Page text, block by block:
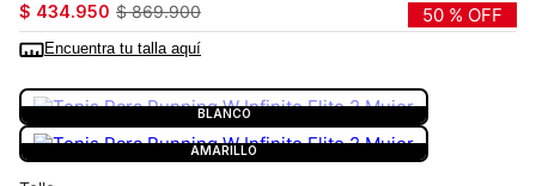
$ 434.950 $ 869.900 50 % OFF
Encuentra tu talla aquí
BLANCO
AMARILLO